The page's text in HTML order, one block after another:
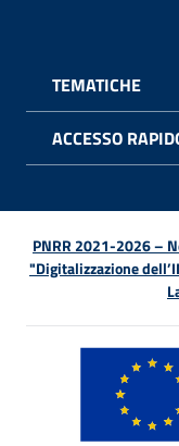
TEMATICHE
ACCESSO
PNRR 2021-2026 –
"Digitalizzazione